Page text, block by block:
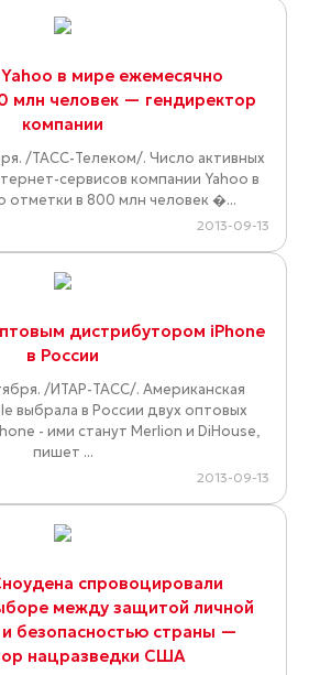
в мире ежемесячно
млн человек — гендиректор
компании
/ТАСС-Телеком/. Число активных
сервисов компании Yahoo в
отметки в 800 млн человек �...
2013-09-13
дистрибутором iPhone
в России
/ИТАР-ТАСС/. Американская
выбрала в России двух оптовых
- ими станут Merlion и DiHouse,
пишет ...
2013-09-13
спровоцировали
между защитой личной
безопасностью страны —
нацразведки США